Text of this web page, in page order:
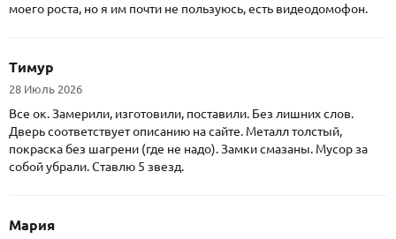
моего роста, но я им почти не пользуюсь, есть видеодомофон.
Тимур
28 Июль 2026
Все ок. Замерили, изготовили, поставили. Без лишних слов.
Дверь соответствует описанию на сайте. Металл толстый,
покраска без шагрени (где не надо). Замки смазаны. Мусор за
собой убрали. Ставлю 5 звезд.
Мария